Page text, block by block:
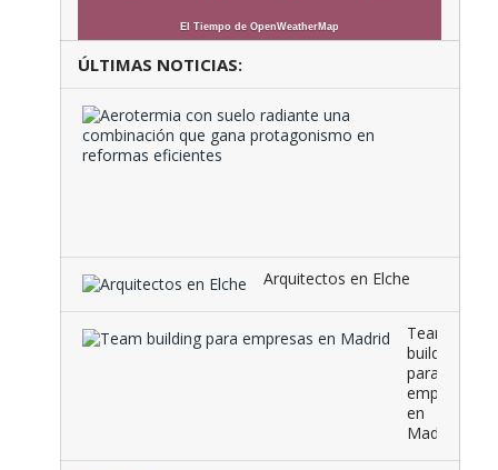
El Tiempo de OpenWeatherMap
ÚLTIMAS NOTICIAS:
Arquitectos en Elche
Team
building
para
empresas
en
Madrid